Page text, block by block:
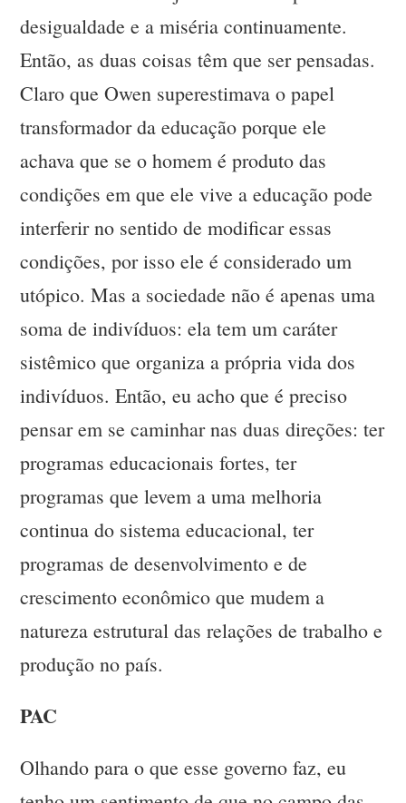
desigualdade e a miséria continuamente.
Então, as duas coisas têm que ser pensadas.
Claro que Owen superestimava o papel
transformador da educação porque ele
achava que se o homem é produto das
condições em que ele vive a educação pode
interferir no sentido de modificar essas
condições, por isso ele é considerado um
utópico. Mas a sociedade não é apenas uma
soma de indivíduos: ela tem um caráter
sistêmico que organiza a própria vida dos
indivíduos. Então, eu acho que é preciso
pensar em se caminhar nas duas direções: ter
programas educacionais fortes, ter
programas que levem a uma melhoria
continua do sistema educacional, ter
programas de desenvolvimento e de
crescimento econômico que mudem a
natureza estrutural das relações de trabalho e
produção no país.
PAC
Olhando para o que esse governo faz, eu